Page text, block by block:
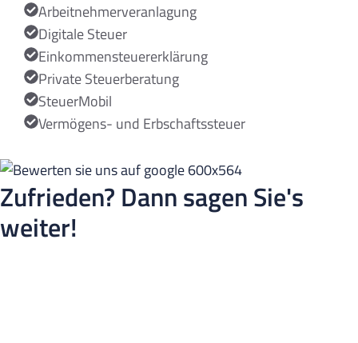
Arbeitnehmer­veranlagung
Digitale Steuer
Einkommensteuer­erklärung
Private Steuerberatung
SteuerMobil
Vermögens- und Erbschaftssteuer
Zufrieden? Dann sagen Sie's
weiter!